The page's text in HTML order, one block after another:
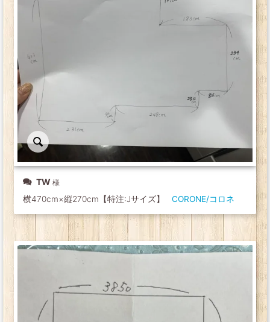
TW
横470cm×縦270cm【特注:Jサイズ】 CORONE/コロネ